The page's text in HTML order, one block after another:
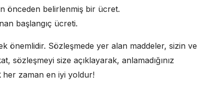
önceden belirlenmiş bir ücret.
başlangıç ücreti.
önemlidir. Sözleşmede yer alan maddeler, sizin ve
sözleşmeyi size açıklayarak, anlamadığınız
her zaman en iyi yoldur!